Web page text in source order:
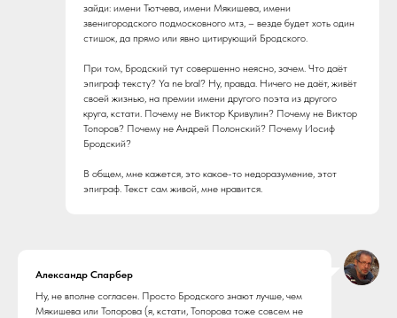
зайди: имени Тютчева, имени Мякишева, имени
звенигородского подмосковного мтз, – везде будет хоть один
стишок, да прямо или явно цитирующий Бродского.
При том, Бродский тут совершенно неясно, зачем. Что даёт
эпиграф тексту? Ya ne bral? Ну, правда. Ничего не даёт, живёт
своей жизнью, на премии имени другого поэта из другого
круга, кстати. Почему не Виктор Кривулин? Почему не Виктор
Топоров? Почему не Андрей Полонский? Почему Иосиф
Бродский?
В общем, мне кажется, это какое-то недоразумение, этот
эпиграф. Текст сам живой, мне нравится.
Александр Спарбер
Ну, не вполне согласен. Просто Бродского знают лучше, чем
Мякишева или Топорова (я, кстати, Топорова тоже совсем не